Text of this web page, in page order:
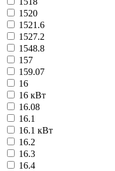
1520
1521.6
1527.2
1548.8
157
159.07
16
16 кВт
16.08
16.1
16.1 кВт
16.2
16.3
16.4